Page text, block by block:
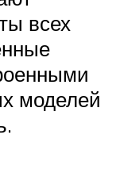
всех
моделей